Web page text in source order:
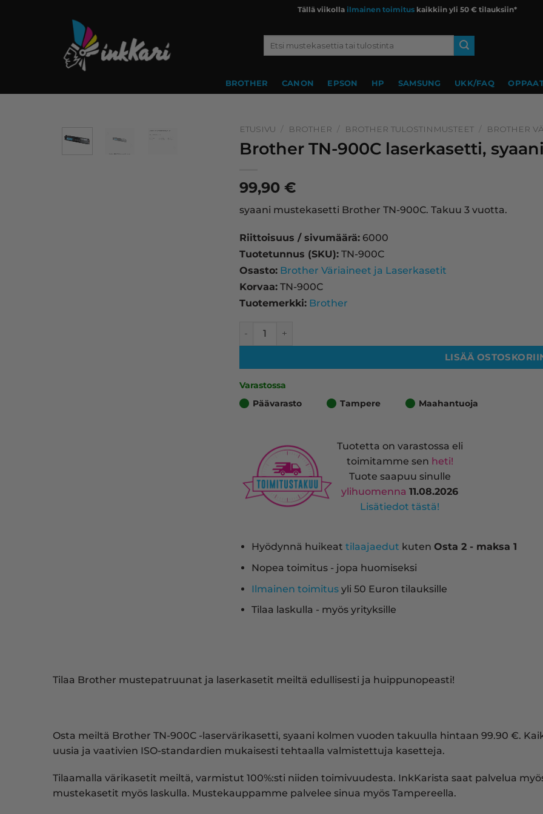
Tällä viikolla ilmainen toimitus kaikkiin yli 50 € tilauksiin*
BROTHER CANON EPSON HP SAMSUNG UKK/FAQ
ETUSIVU / BROTHER / BROTHER TULOSTINMUSTEET / BROTHER
Brother TN-900C laserkasetti,
99,90 €
syaani mustekasetti Brother TN-900C. Takuu 3 vuotta.
Riittoisuus / sivumäärä: 6000
Tuotetunnus (SKU): TN-900C
Osasto: Brother Väriaineet ja Laserkasetit
Korvaa: TN-900C
Tuotemerkki: Brother
LISÄÄ
Varastossa
Päävarasto
Tampere Maahantuoja
Tuotetta on varastossa eli
toimitamme sen heti!
Tuote saapuu sinulle
ylihuomenna11.08.2026
Lisätiedot tästä!
Hyödynnä huikeattilaajaedut kutenOsta 2 - maksa 1
Nopea toimitus - jopa huomiseksi
Ilmainen toimitus yli 50 Euron tilauksille
Tilaa laskulla - myös yrityksille
Tilaa Brother mustepatruunat ja laserkasetit meiltä edullisesti ja huippunopeasti!
Osta meiltä Brother TN-900C -laservärikasetti, syaani kolmen vuoden takuulla hintaan 99.90 €.
uusia ja vaativien ISO-standardien mukaisesti tehtaalla valmistettuja kasetteja.
Tilaamalla värikasetit meiltä, varmistut 100%:sti niiden toimivuudesta. InkKarista saat palvelua
mustekasetit myös laskulla. Mustekauppamme palvelee sinua myös Tampereella.